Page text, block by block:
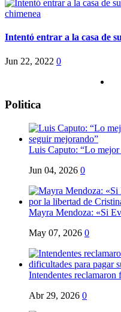
Intentó entrar a la casa de
Jun 22, 2022 0
Politica
Luis Caputo: “Lo mejor
Jun 04, 2026 0
Mayra Mendoza: «Si
May 07, 2026 0
Intendentes
Abr 29, 2026 0